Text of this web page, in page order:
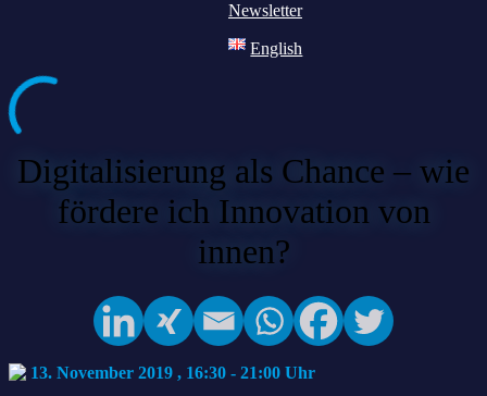
Newsletter
English
Digitalisierung als Chance – wie
fördere ich Innovation von
innen?
13. November 2019 , 16:30 - 21:00